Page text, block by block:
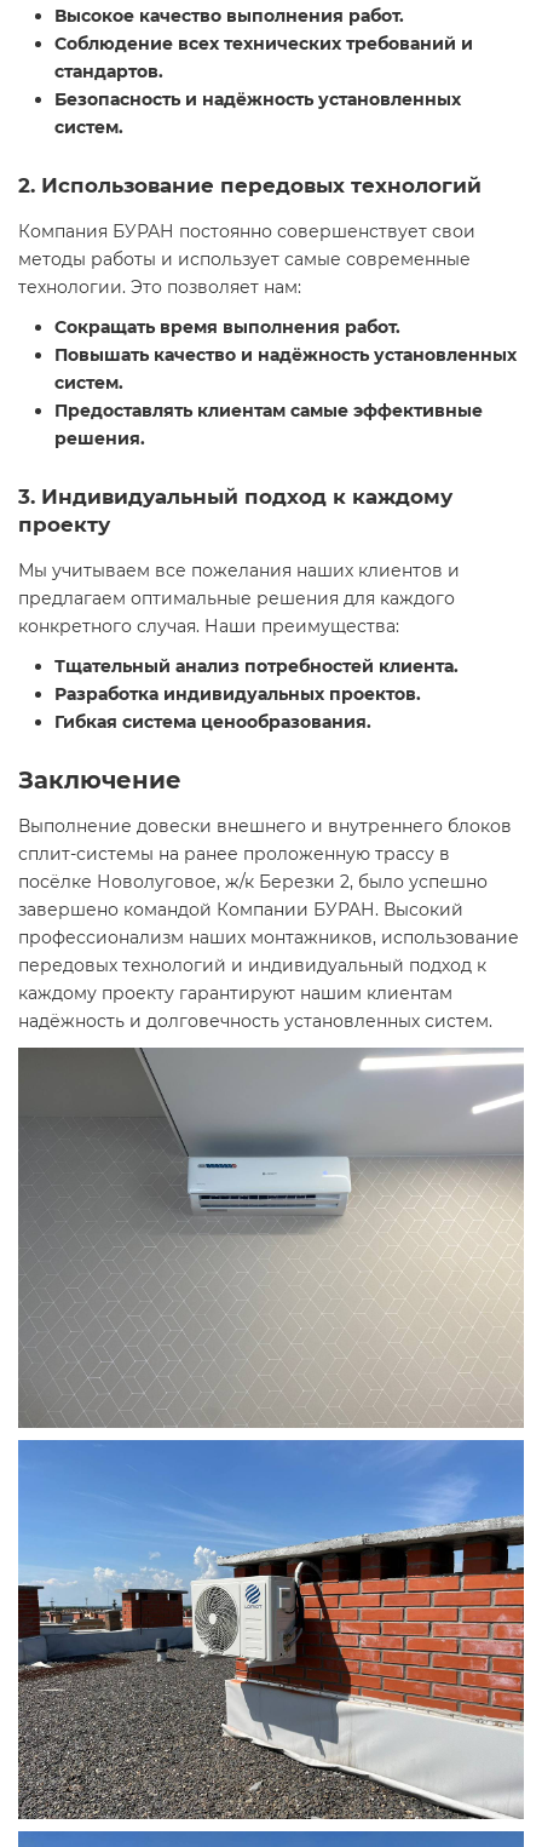
Высокое качество выполнения работ.
Соблюдение всех технических требований и
стандартов.
Безопасность и надёжность установленных
систем.
2. Использование передовых технологий
Компания БУРАН постоянно совершенствует свои
методы работы и использует самые современные
технологии. Это позволяет нам:
Сокращать время выполнения работ.
Повышать качество и надёжность установленных
систем.
Предоставлять клиентам самые эффективные
решения.
3. Индивидуальный подход к каждому
проекту
Мы учитываем все пожелания наших клиентов и
предлагаем оптимальные решения для каждого
конкретного случая. Наши преимущества:
Тщательный анализ потребностей клиента.
Разработка индивидуальных проектов.
Гибкая система ценообразования.
Заключение
Выполнение довески внешнего и внутреннего блоков
сплит-системы на ранее проложенную трассу в
посёлке Новолуговое, ж/к Березки 2, было успешно
завершено командой Компании БУРАН. Высокий
профессионализм наших монтажников, использование
передовых технологий и индивидуальный подход к
каждому проекту гарантируют нашим клиентам
надёжность и долговечность установленных систем.